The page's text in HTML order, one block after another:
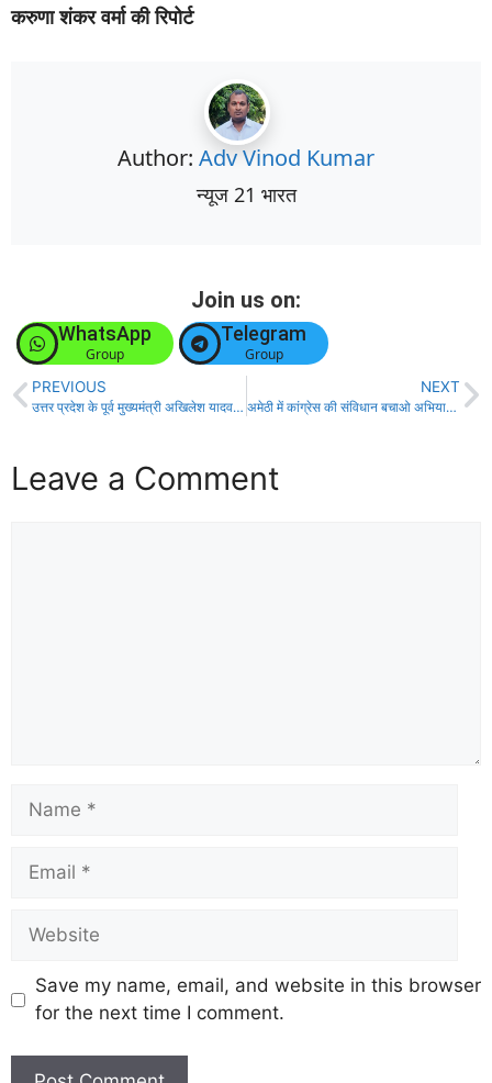
करुणा शंकर वर्मा की रिपोर्ट
Author: Adv Vinod Kumar
न्यूज 21 भारत
Join us on:
WhatsApp
Group
Telegram
Group
PREVIOUS
उत्तर प्रदेश के पूर्व मुख्यमंत्री अखिलेश यादव ने ट्वीट कर भाजपा पर साधा निशाना
NEXT
अमेठी में कांग्रेस की संविधान बचाओ अभियान तैयारी बैठक हुई सम्पन्न
Leave a Comment
Save my name, email, and website in this browser
for the next time I comment.